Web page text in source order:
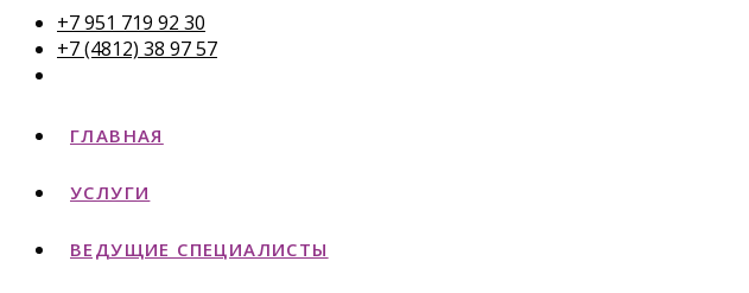
+7 951 719 92 30
+7 (4812) 38 97 57
ГЛАВНАЯ
УСЛУГИ
ВЕДУЩИЕ СПЕЦИАЛИСТЫ